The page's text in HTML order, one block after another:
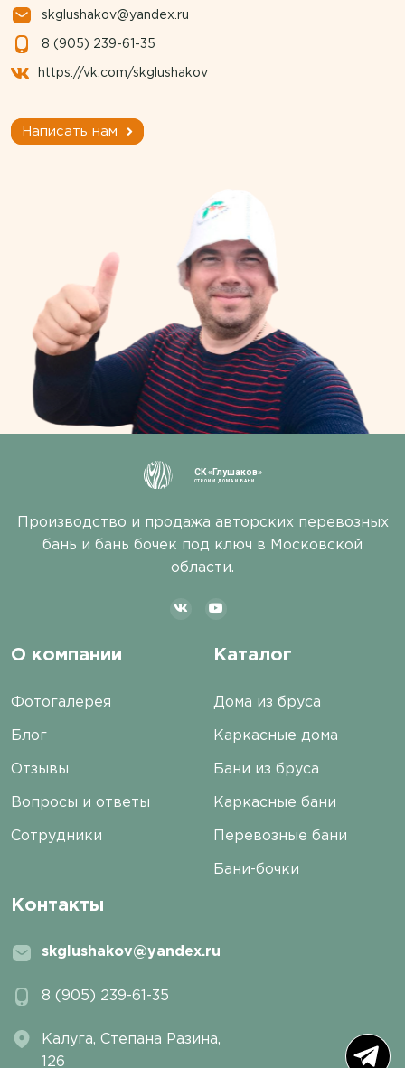
skglushakov@yandex.ru
8 (905) 239-61-35
https://vk.com/skglushakov
Написать нам
СК «Глушаков»
СТРОИМ ДОМА И БАНИ
Производство и продажа авторских перевозных
бань и бань бочек под ключ в Московской
области.
О компании
Фотогалерея
Блог
Отзывы
Вопросы и ответы
Сотрудники
Каталог
Дома из бруса
Каркасные дома
Бани из бруса
Каркасные бани
Перевозные бани
Бани-бочки
Контакты
skglushakov@yandex.ru
8 (905) 239-61-35
Калуга, ​Степана Разина,
126